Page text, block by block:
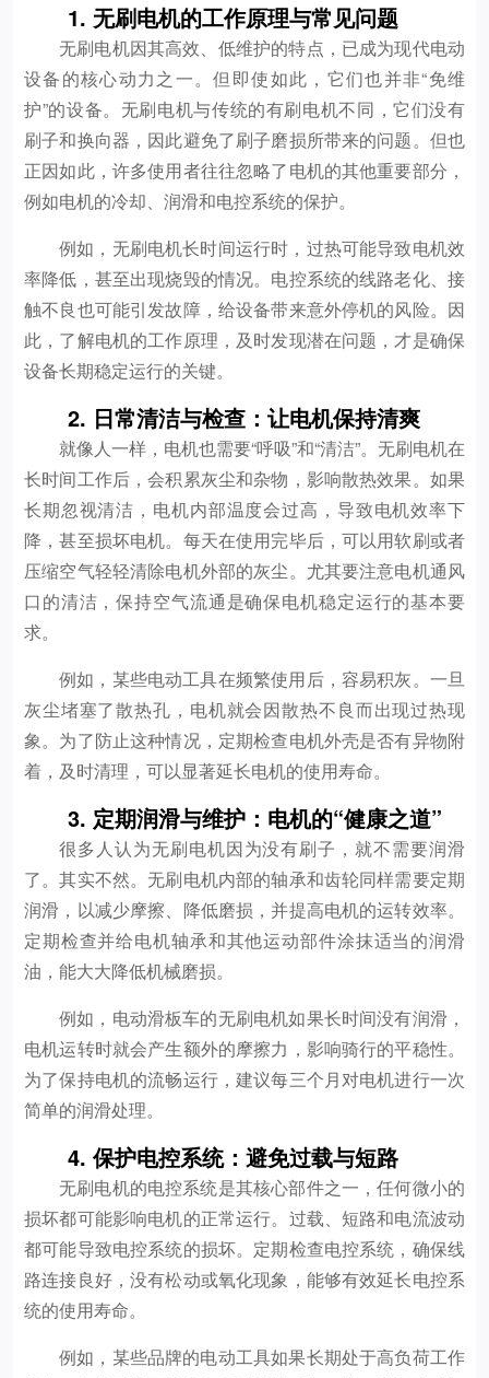
1. 无刷电机的工作原理与常见问题
无刷电机因其高效、低维护的特点，已成为现代电动
设备的核心动力之一。但即使如此，它们也并非“免维
护”的设备。无刷电机与传统的有刷电机不同，它们没有
刷子和换向器，因此避免了刷子磨损所带来的问题。但也
正因如此，许多使用者往往忽略了电机的其他重要部分，
例如电机的冷却、润滑和电控系统的保护。
例如，无刷电机长时间运行时，过热可能导致电机效
率降低，甚至出现烧毁的情况。电控系统的线路老化、接
触不良也可能引发故障，给设备带来意外停机的风险。因
此，了解电机的工作原理，及时发现潜在问题，才是确保
设备长期稳定运行的关键。
2. 日常清洁与检查：让电机保持清爽
就像人一样，电机也需要“呼吸”和“清洁”。无刷电机在
长时间工作后，会积累灰尘和杂物，影响散热效果。如果
长期忽视清洁，电机内部温度会过高，导致电机效率下
降，甚至损坏电机。每天在使用完毕后，可以用软刷或者
压缩空气轻轻清除电机外部的灰尘。尤其要注意电机通风
口的清洁，保持空气流通是确保电机稳定运行的基本要
求。
例如，某些电动工具在频繁使用后，容易积灰。一旦
灰尘堵塞了散热孔，电机就会因散热不良而出现过热现
象。为了防止这种情况，定期检查电机外壳是否有异物附
着，及时清理，可以显著延长电机的使用寿命。
3. 定期润滑与维护：电机的“健康之道”
很多人认为无刷电机因为没有刷子，就不需要润滑
了。其实不然。无刷电机内部的轴承和齿轮同样需要定期
润滑，以减少摩擦、降低磨损，并提高电机的运转效率。
定期检查并给电机轴承和其他运动部件涂抹适当的润滑
油，能大大降低机械磨损。
例如，电动滑板车的无刷电机如果长时间没有润滑，
电机运转时就会产生额外的摩擦力，影响骑行的平稳性。
为了保持电机的流畅运行，建议每三个月对电机进行一次
简单的润滑处理。
4. 保护电控系统：避免过载与短路
无刷电机的电控系统是其核心部件之一，任何微小的
损坏都可能影响电机的正常运行。过载、短路和电流波动
都可能导致电控系统的损坏。定期检查电控系统，确保线
路连接良好，没有松动或氧化现象，能够有效延长电控系
统的使用寿命。
例如，某些品牌的电动工具如果长期处于高负荷工作